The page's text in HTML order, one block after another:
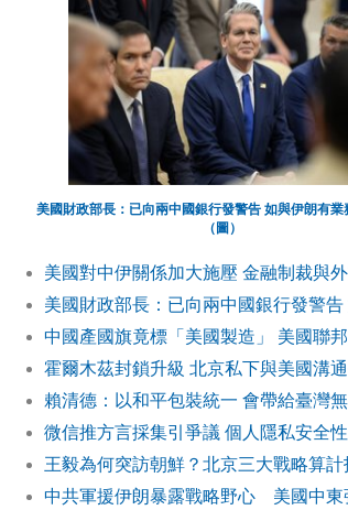
美國財政部長：已向兩中國銀行發警告 如與伊朗有業
（圖）
美國對中伊關係加大施壓 金融制裁與
美國財政部長：已向兩中國銀行發警告
中國產國旗竟標「美國製造」 美國聯
霍爾木茲封鎖升級 北京私下與美國溝
賴清德：以和平包裝統一 會帶給臺灣
微信推方言採集引爭議 個人隱私安全
王毅為何突訪朝鮮？北京三大戰略算計
中共軍援伊朗暴露戰略野心 美國中東